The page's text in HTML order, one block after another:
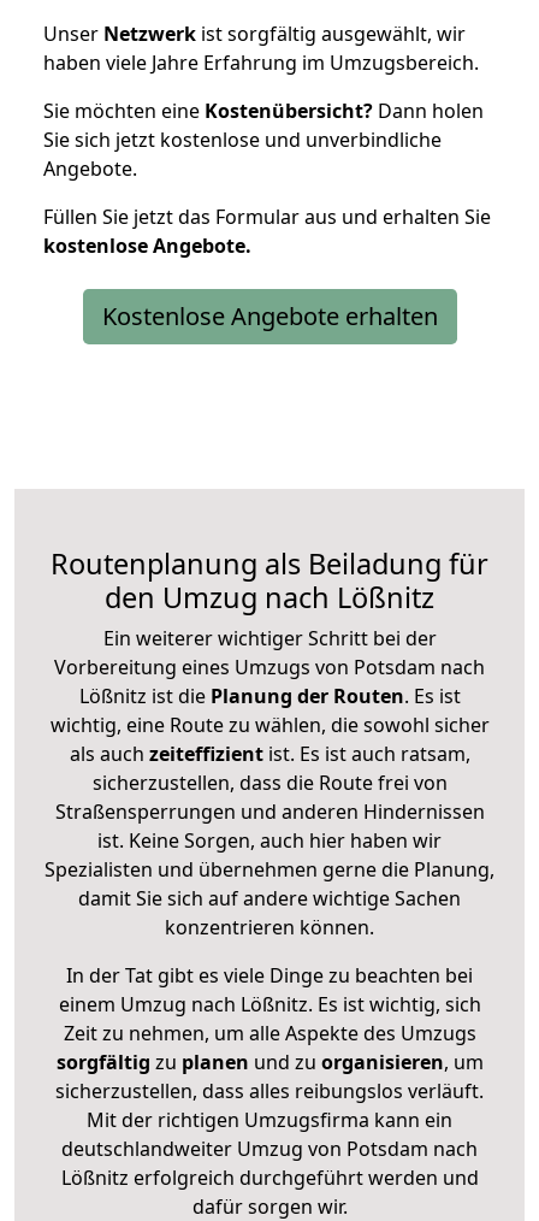
Unser Netzwerk ist sorgfältig ausgewählt, wir
haben viele Jahre Erfahrung im Umzugsbereich.
Sie möchten eine Kostenübersicht? Dann holen
Sie sich jetzt kostenlose und unverbindliche
Angebote.
Füllen Sie jetzt das Formular aus und erhalten Sie
kostenloseAngebote.
Kostenlose Angebote erhalten
Routenplanung als Beiladung für
den Umzug nach Lößnitz
Ein weiterer wichtiger Schritt bei der
Vorbereitung eines Umzugs von Potsdam nach
Lößnitz ist diePlanung der Routen. Es ist
wichtig, eine Route zu wählen, die sowohl sicher
als auch zeiteffizientist. Es ist auch ratsam,
sicherzustellen, dass die Route frei von
Straßensperrungen und anderen Hindernissen
ist. Keine Sorgen, auch hier haben wir
Spezialisten und übernehmen gerne die Planung,
damit Sie sich auf andere wichtige Sachen
konzentrieren können.
In der Tat gibt es viele Dinge zu beachten bei
einem Umzug nach Lößnitz. Es ist wichtig, sich
Zeit zu nehmen, um alle Aspekte des Umzugs
sorgfältig zu planen und zu organisieren, um
sicherzustellen, dass alles reibungslos verläuft.
Mit der richtigen Umzugsfirma kann ein
deutschlandweiter Umzug von Potsdam nach
Lößnitz erfolgreich durchgeführt werden und
dafür sorgen wir.